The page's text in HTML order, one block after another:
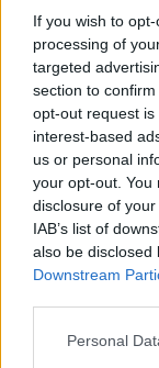
If you wish to
processing of
targeted
section to
opt-out request
interest-based
us or personal
your opt-out. You
disclosure of
IAB’s list of
also be disclosed
Downstream
Personal
Advertorial
Περισσότερα